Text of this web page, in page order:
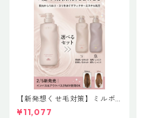
【新発想くせ毛対策】ミルボ
ン 新ブランド「suwae（スワ
¥11,077